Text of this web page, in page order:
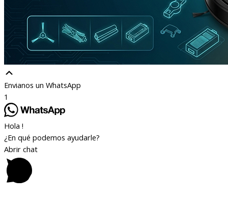
Envianos un WhatsApp
1
Hola !
¿En qué podemos ayudarle?
Abrir chat